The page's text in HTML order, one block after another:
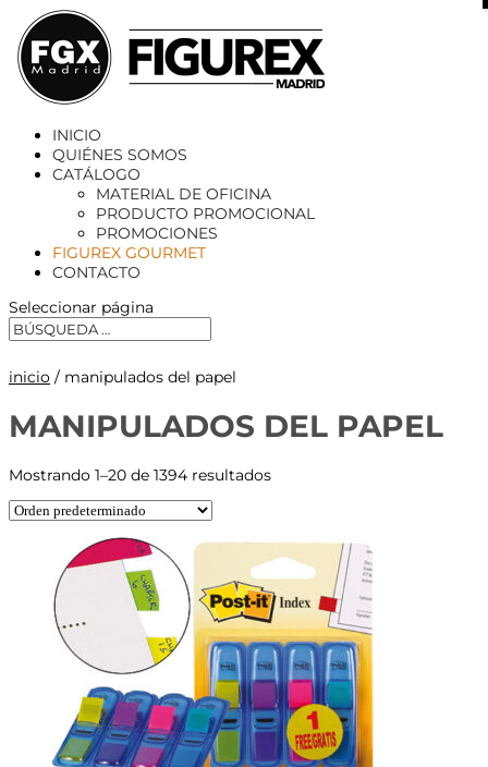
INICIO
QUIÉNES SOMOS
CATÁLOGO
MATERIAL DE OFICINA
PRODUCTO PROMOCIONAL
PROMOCIONES
FIGUREX GOURMET
CONTACTO
Seleccionar página
inicio / manipulados del papel
MANIPULADOS DEL PAPEL
Mostrando 1–20 de 1394 resultados